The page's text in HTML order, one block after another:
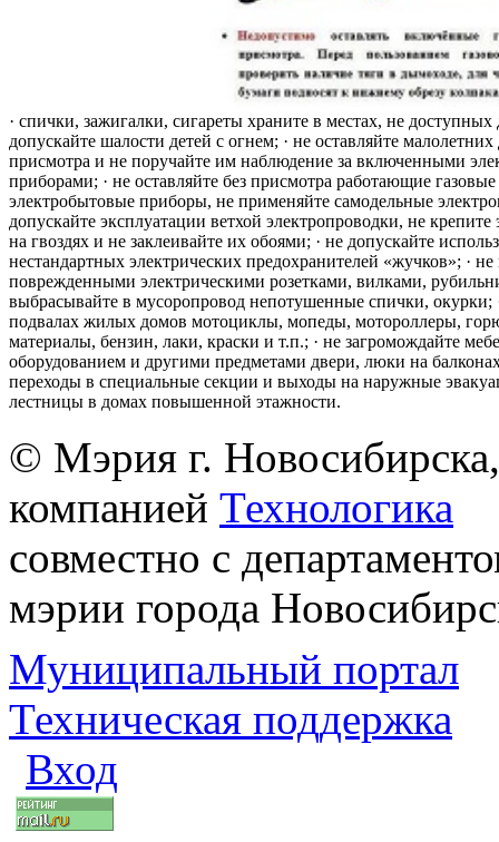
· спички, зажигалки, сигареты храните в местах, не доступных
допускайте шалости детей с огнем; · не оставляйте малолетних
присмотра и не поручайте им наблюдение за включенными
приборами; · не оставляйте без присмотра работающие
электробытовые приборы, не применяйте самодельные
допускайте эксплуатации ветхой электропроводки, не крепите
на гвоздях и не заклеивайте их обоями; · не допускайте
нестандартных электрических предохранителей «жучков»; · не
поврежденными электрическими розетками, вилками,
выбрасывайте в мусоропровод непотушенные спички, окурки;
подвалах жилых домов мотоциклы, мопеды, мотороллеры,
материалы, бензин, лаки, краски и т.п.; · не загромождайте
оборудованием и другими предметами двери, люки на
переходы в специальные секции и выходы на наружные
лестницы в домах повышенной этажности.
© Мэрия г.
компанией Технологика
совместно с
мэрии города
Муниципальный портал
Техническая поддержка
Вход